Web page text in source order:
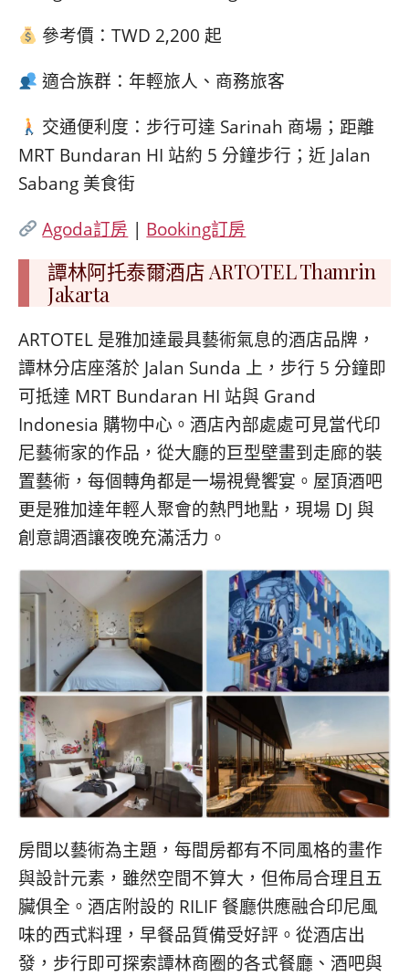
參考價：TWD 2,200 起
適合族群：年輕旅人、商務旅客
交通便利度：步行可達 Sarinah 商場；距離
MRT Bundaran HI 站約 5 分鐘步行；近 Jalan
Sabang 美食街
Agoda訂房 | Booking訂房
譚林阿托泰爾酒店 ARTOTEL Thamrin
Jakarta
ARTOTEL 是雅加達最具藝術氣息的酒店品牌，
譚林分店座落於 Jalan Sunda 上，步行 5 分鐘即
可抵達 MRT Bundaran HI 站與 Grand
Indonesia 購物中心。酒店內部處處可見當代印
尼藝術家的作品，從大廳的巨型壁畫到走廊的裝
置藝術，每個轉角都是一場視覺饗宴。屋頂酒吧
更是雅加達年輕人聚會的熱門地點，現場 DJ 與
創意調酒讓夜晚充滿活力。
房間以藝術為主題，每間房都有不同風格的畫作
與設計元素，雖然空間不算大，但佈局合理且五
臟俱全。酒店附設的 RILIF 餐廳供應融合印尼風
味的西式料理，早餐品質備受好評。從酒店出
發，步行即可探索譚林商圈的各式餐廳、酒吧與